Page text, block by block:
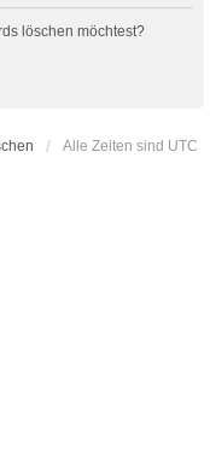
löschen möchtest?
Alle Zeiten sind UTC